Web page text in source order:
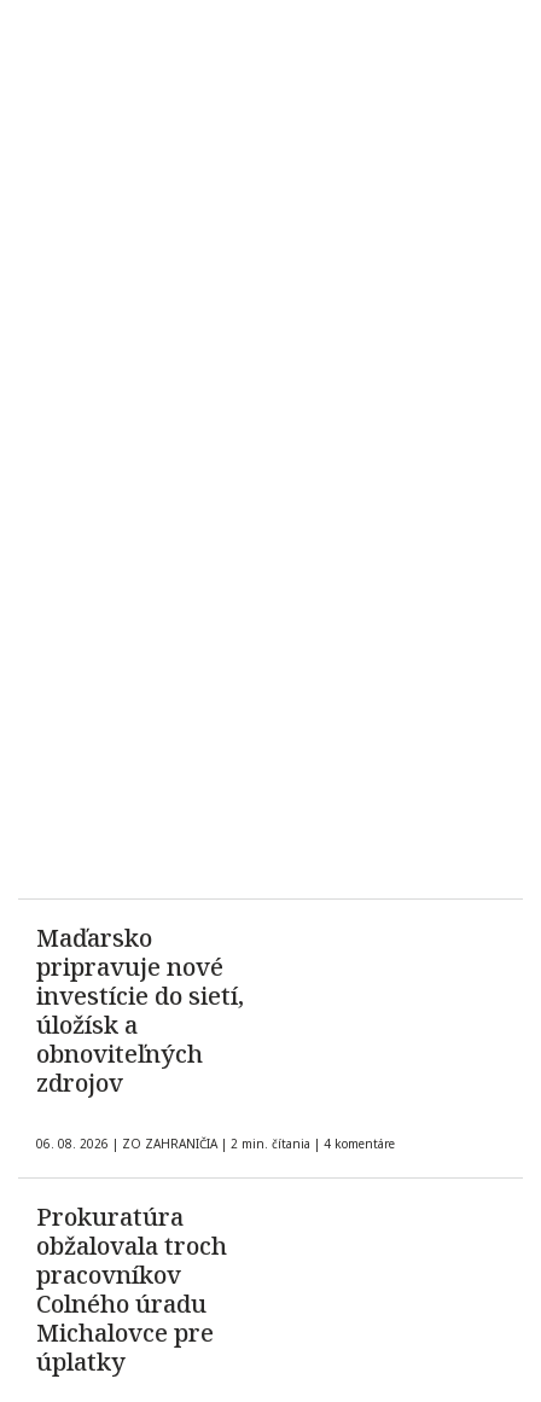
Maďarsko
pripravuje nové
investície do sietí,
úložísk a
obnoviteľných
zdrojov
06. 08. 2026 | ZO ZAHRANIČIA | 2 min. čítania | 4 komentáre
Prokuratúra
obžalovala troch
pracovníkov
Colného úradu
Michalovce pre
úplatky